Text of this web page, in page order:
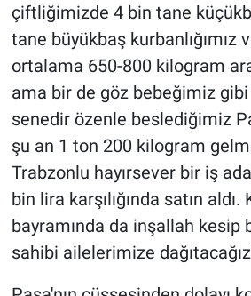
çiftliğimizde 4 bin tane
tane büyükbaş kurbanlığımız
ortalama 650-800 kilogram
ama bir de göz bebeğimiz gibi
senedir özenle beslediğimiz
şu an 1 ton 200 kilogram
Trabzonlu hayırsever bir iş
bin lira karşılığında satın aldı.
bayramında da inşallah
sahibi ailelerimize